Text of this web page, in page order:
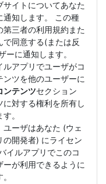
イトについてあなた
通知します。 この種
三者の利用規約また
同意する(または反
ーに通知します。
アプリでユーザがコ
ツを他のユーザーに
ンテンツセクション
対する権利を所有し
。
ユーザはあなた (ウェ
の開発者) にライセン
イルアプリでこのコ
が利用できるように